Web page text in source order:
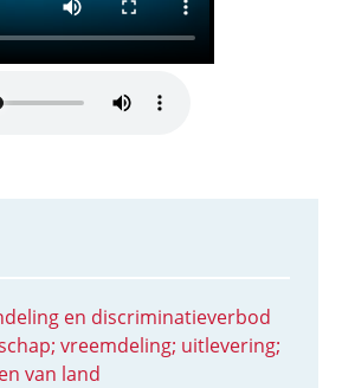
en discriminatieverbod
vreemdeling; uitlevering;
van land